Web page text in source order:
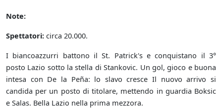
Note:
Spettatori: circa 20.000.
I biancoazzurri battono il St. Patrick's e conquistano il 3°
posto Lazio sotto la stella di Stankovic. Un gol, gioco e buona
intesa con De la Peña: lo slavo cresce Il nuovo arrivo si
candida per un posto di titolare, mettendo in guardia Boksic
e Salas. Bella Lazio nella prima mezzora.